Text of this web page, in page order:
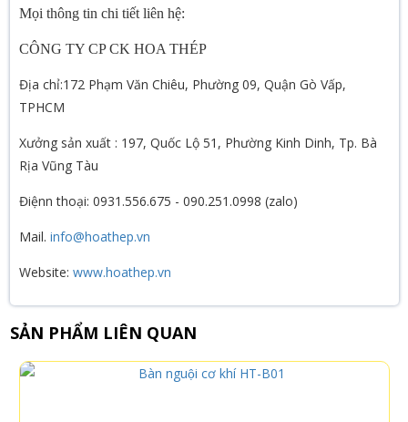
Mọi thông tin chi tiết liên hệ:
CÔNG TY CP CK HOA THÉP
Địa chỉ:172 Phạm Văn Chiêu, Phường 09, Quận Gò Vấp,
TPHCM
Xưởng sản xuất : 197, Quốc Lộ 51, Phường Kinh Dinh, Tp. Bà
Rịa Vũng Tàu
Điệnn thoại: 0931.556.675 - 090.251.0998 (zalo)
Mail. info@hoathep.vn
Website: www.hoathep.vn
SẢN PHẨM LIÊN QUAN